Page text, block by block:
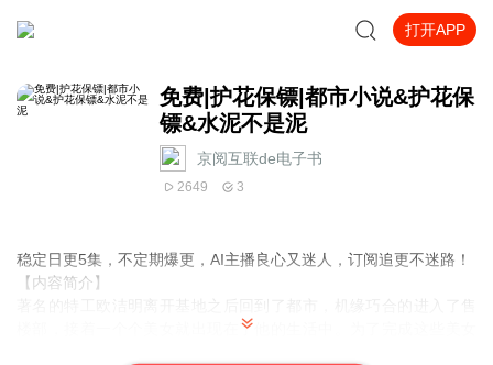
打开APP
免费|护花保镖|都市小说&护花保
镖&水泥不是泥
京阅互联de电子书
2649 3
稳定日更5集，不定期爆更，AI主播良心又迷人，订阅追更不迷路！
【内容简介】
楼部，接着一个个美女就出现在了他的生活中。为了完成这些美女